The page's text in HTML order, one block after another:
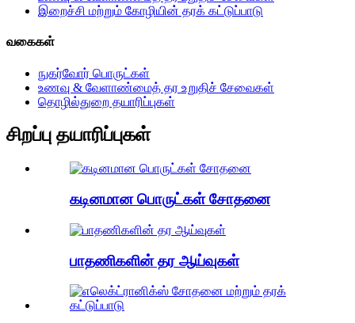
இறைச்சி மற்றும் கோழியின் தரக் கட்டுப்பாடு
வகைகள்
நுகர்வோர் பொருட்கள்
உணவு & வேளாண்மைத் தர உறுதிச் சேவைகள்
தொழில்துறை தயாரிப்புகள்
சிறப்பு தயாரிப்புகள்
கடினமான பொருட்கள் சோதனை
பாதணிகளின் தர ஆய்வுகள்